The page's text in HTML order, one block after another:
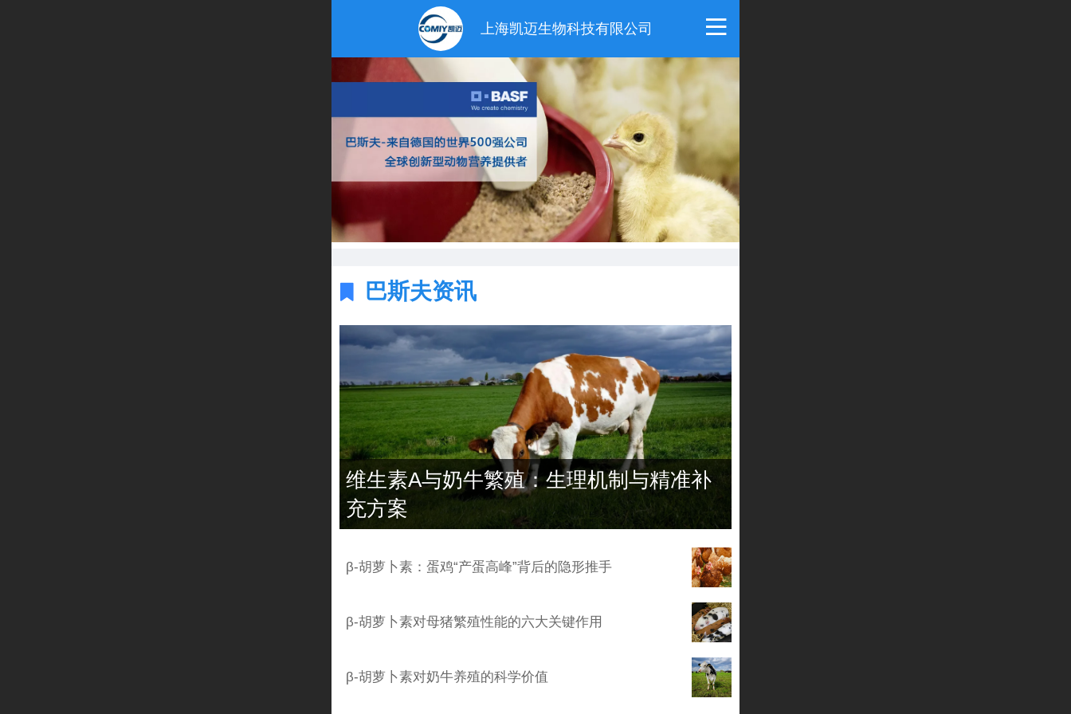
上海凯迈生物科技有限公司
巴斯夫资讯
维生素A与奶牛繁殖：生理机制与精准补
充方案
β-胡萝卜素：蛋鸡“产蛋高峰”背后的隐形推手
β-胡萝卜素对母猪繁殖性能的六大关键作用
β-胡萝卜素对奶牛养殖的科学价值